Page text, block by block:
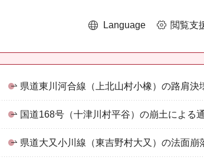
Language 閲覧支
県道東川河合線（上北山村小橡）の路肩
国道168号（十津川村平谷）の崩土による
県道大又小川線（東吉野村大又）の法面崩